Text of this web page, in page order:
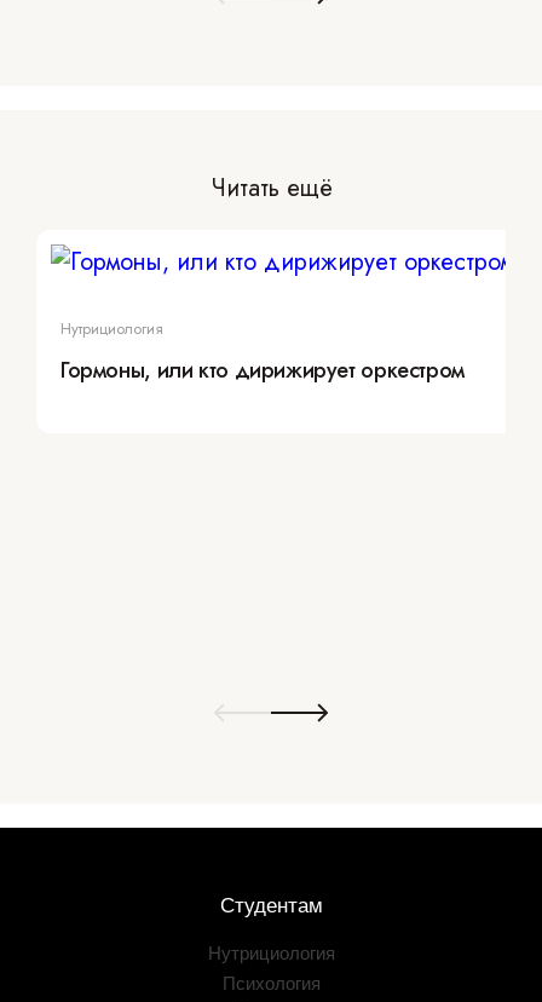
Читать ещё
Нутрициология
Гормоны, или кто дирижирует оркестром
Студентам
Нутрициология
Психология